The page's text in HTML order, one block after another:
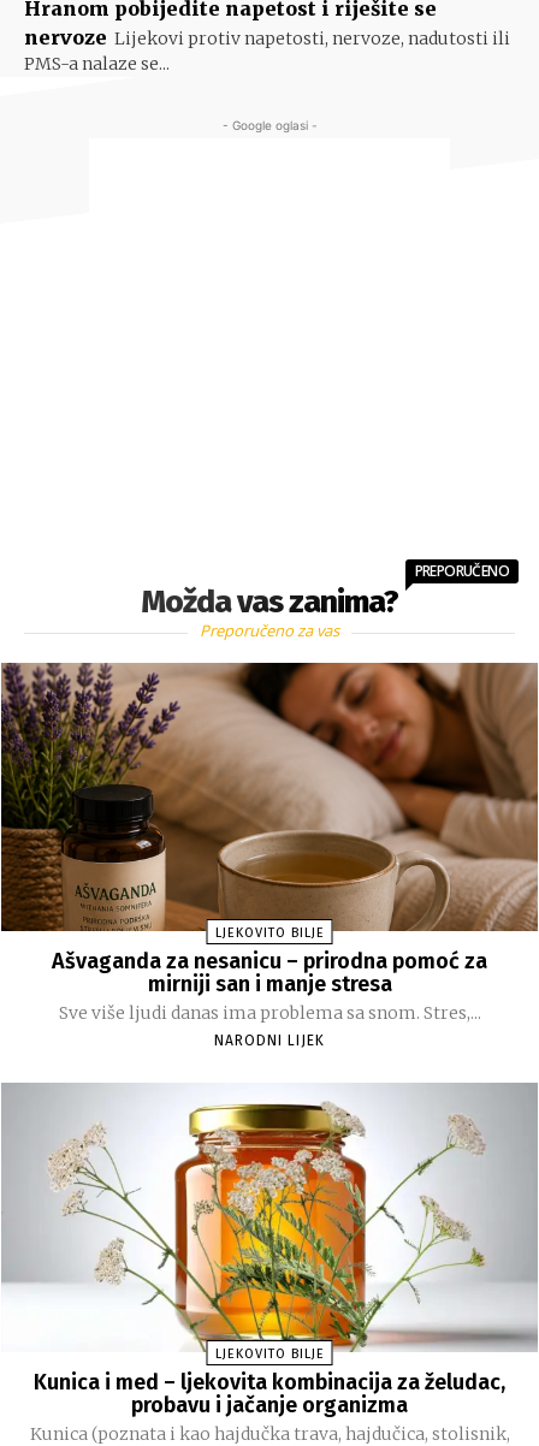
Hranom pobijedite napetost i riješite se
nervoze Lijekovi protiv napetosti, nervoze, nadutosti ili
PMS-a nalaze se...
- Google oglasi -
Možda vas zanima?
PREPORUČENO
Preporučeno za vas
LJEKOVITO BILJE
Ašvaganda za nesanicu – prirodna pomoć za
mirniji san i manje stresa
Sve više ljudi danas ima problema sa snom. Stres,...
NARODNI LIJEK
LJEKOVITO BILJE
Kunica i med – ljekovita kombinacija za želudac,
probavu i jačanje organizma
Kunica (poznata i kao hajdučka trava, hajdučica, stolisnik,